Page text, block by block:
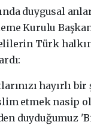
duygusal anlar
Kurulu
Türk
hayırlı
etmek nasip
duyduğumuz